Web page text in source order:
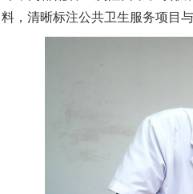
料，清晰标注公共卫生服务项目